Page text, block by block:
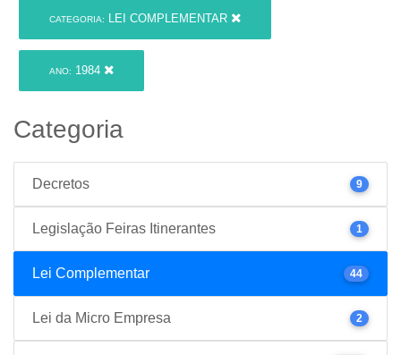
CATEGORIA: LEI COMPLEMENTAR
ANO: 1984
Categoria
Decretos 9
Legislação Feiras Itinerantes 1
Lei Complementar 44
Lei da Micro Empresa 2